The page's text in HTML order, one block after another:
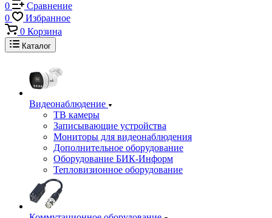
0
Сравнение
0
Избранное
0 Корзина
Каталог
Видеонаблюдение
ТВ камеры
Записывающие устройства
Мониторы для видеонаблюдения
Дополнительное оборудование
Оборудование БИК-Информ
Тепловизионное оборудование